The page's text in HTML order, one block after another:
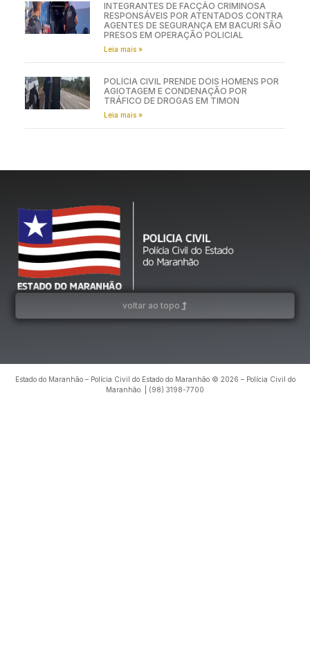
INTEGRANTES DE FACÇÃO CRIMINOSA
RESPONSÁVEIS POR ATENTADOS CONTRA
AGENTES DE SEGURANÇA EM BACURI SÃO
PRESOS EM OPERAÇÃO POLICIAL
Leia mais »
POLÍCIA CIVIL PRENDE DOIS HOMENS POR
AGIOTAGEM E CONDENAÇÃO POR
TRÁFICO DE DROGAS EM TIMON
Leia mais »
voltar ao topo
Estado do Maranhão – Polícia Civil do Estado do Maranhão © 2026 – Polícia Civil do
Maranhão. | (98) 3198-7700